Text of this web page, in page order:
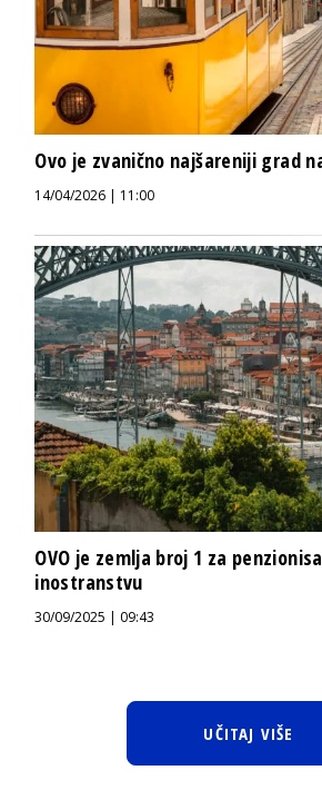
Ovo je zvanično najšareniji grad
14/04/2026 | 11:00
OVO je zemlja broj 1 za
inostranstvu
30/09/2025 | 09:43
UČITAJ VIŠE